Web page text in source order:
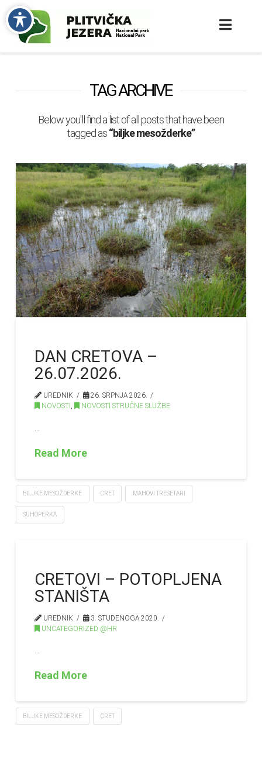
TAG ARCHIVE
Below you'll find a list of all posts that have been
tagged as“biljke mesožderke”
DAN CRETOVA –
26.07.2026.
UREDNIK
26. SRPNJA 2026.
NOVOSTI , NOVOSTI STRUČNE SLUŽBE
Read More
BILJKE MESOŽDERKE CRET MAHOVI TRESETARI
SUHOPERKA
CRETOVI – POTOPLJENA
STANIŠTA
UREDNIK
3. STUDENOGA 2020.
UNCATEGORIZED @HR
Read More
BILJKE MESOŽDERKE CRET